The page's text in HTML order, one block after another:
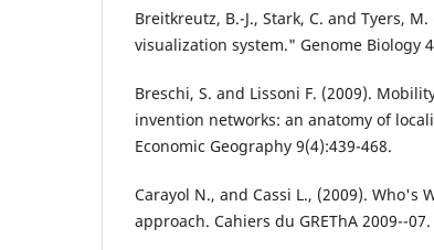
Breitkreutz, B.-J., Stark, C. and Tyers,
visualization system." Genome Biology
Breschi, S. and Lissoni F. (2009).
invention networks: an anatomy of
Economic Geography 9(4):439-468.
Carayol N., and Cassi L., (2009). Who's
approach. Cahiers du GREThA 2009--07.